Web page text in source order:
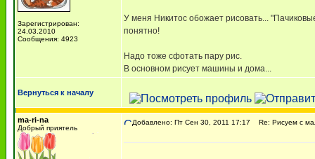
Зарегистрирован:
24.03.2010
Сообщения: 4923
У меня Никитос обожает рисовать...
понятно!
Надо тоже сфотать пару рис.
В основном рисует машины и дома...
Вернуться к началу
ma-ri-na
Добрый приятель
Добавлено: Пт Сен 30, 2011 17:17 Re: Рисуем с